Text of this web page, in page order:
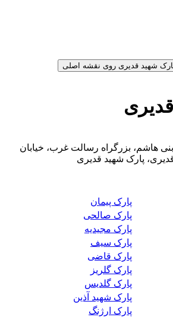
هاشم، بزرگراه رسالت غرب، خیابان
قدیری، پارک شهید قدیری
پارک پیمان
پارک صالحی
پارک مجیدیه
پارک سیف
پارک قاضی
پارک گلریز
پارک گلدیس
پارک شهید آذین
پارک ارژنگ